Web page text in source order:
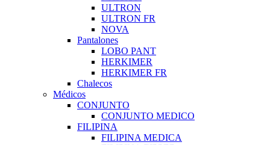
ULTRON
ULTRON FR
NOVA
Pantalones
LOBO PANT
HERKIMER
HERKIMER FR
Chalecos
Médicos
CONJUNTO
CONJUNTO MEDICO
FILIPINA
FILIPINA MEDICA